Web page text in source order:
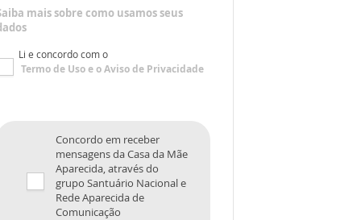
mais sobre como usamos seus
Li e concordo com o
Termo de Usoe oAviso de Privacidade
Concordo em receber
mensagens da Casa da Mãe
Aparecida, através do
grupo Santuário Nacional e
Rede Aparecida de
Comunicação